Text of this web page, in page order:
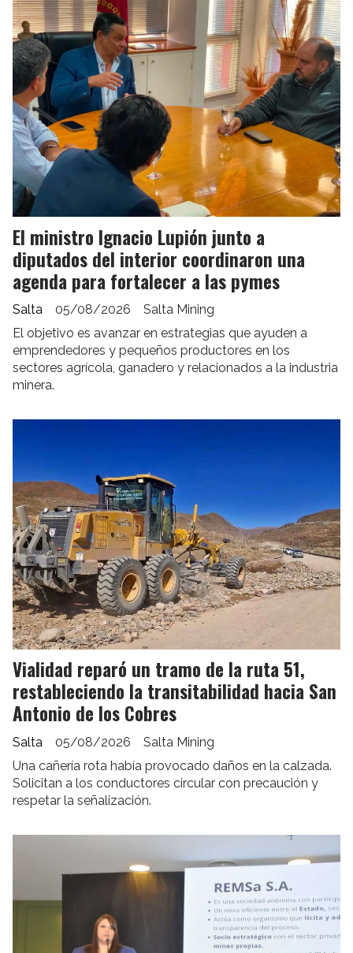
El ministro Ignacio Lupión junto a
diputados del interior coordinaron una
agenda para fortalecer a las pymes
Salta Mining
Salta
05/08/2026
El objetivo es avanzar en estrategias que ayuden a
emprendedores y pequeños productores en los
sectores agrícola, ganadero y relacionados a la industria
minera.
Vialidad reparó un tramo de la ruta 51,
restableciendo la transitabilidad hacia San
Antonio de los Cobres
Salta Mining
Salta
05/08/2026
Una cañería rota había provocado daños en la calzada.
Solicitan a los conductores circular con precaución y
respetar la señalización.